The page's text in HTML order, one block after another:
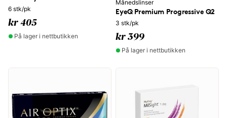
6 stk/pk
kr 405
På lager i nettbutikken
Månedslinser
EyeQ Premium Progressive Q2
3 stk/pk
kr 399
På lager i nettbutikken